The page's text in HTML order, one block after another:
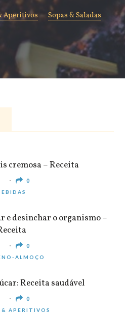
Aperitivos
Sopas & Saladas
cremosa – Receita
0
e desinchar o organismo –
0
ALMOÇO
Receita saudável
0
& APERITIVOS